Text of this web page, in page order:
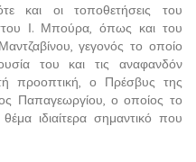
και οι τοποθετήσεις του
Ι. Μπούρα, όπως και του
γεγονός το οποίο
του και τις αναφανδόν
προοπτική, ο Πρέσβυς της
Παπαγεωργίου, ο οποίος το
ιδιαίτερα σημαντικό που